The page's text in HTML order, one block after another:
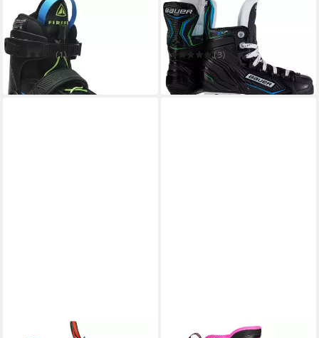
FIREFLY
Schlittschuhe Ju.-Eishockey-
Schuh Flash IV ADJ B
BLACK/BLUE/GREEN
(1)
69,99 €
in 3-4 Werktagen bei dir
BAUER
Schlittschuhe
Eishockeyschlittschuhe
Bauer X Ls sr (Regular)
(3)
ab 109,95 €
in 3-4 Werktagen bei dir